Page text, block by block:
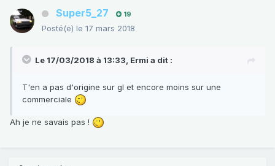
Super5_27 19
Posté(e) le 17 mars 2018
Le 17/03/2018 à 13:33, Ermi a dit :
T'en a pas d'origine sur gl et encore moins sur une
commerciale
Ah je ne savais pas !